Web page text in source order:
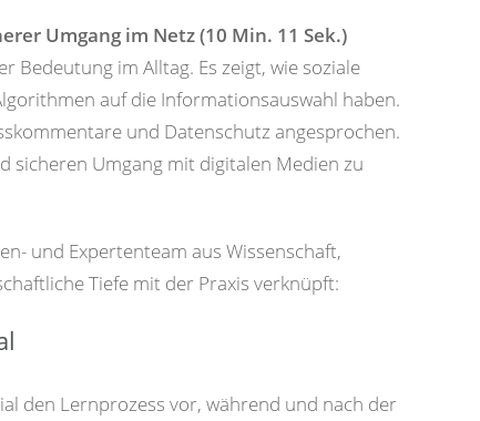
Umgang im Netz (10 Min. 11 Sek.)
Bedeutung im Alltag. Es zeigt, wie soziale
auf die Informationsauswahl haben.
und Datenschutz angesprochen.
sicheren Umgang mit digitalen Medien zu
und Expertenteam aus Wissenschaft,
Tiefe mit der Praxis verknüpft:
den Lernprozess vor, während und nach der